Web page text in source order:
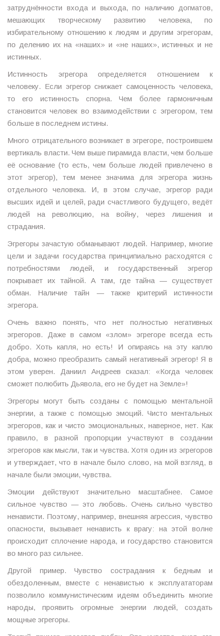
затруднённости входа и выхода, по наличию догматов,
мешающих творческому развитию человека, по
избирательному отношению к людям и другим эгрегорам,
по делению их на «наших» и «не наших», истинных и не
истинных.
Истинность эгрегора определяется отношением к
человеку. Если эгрегор снижает самоценность человека,
то его истинность спорна. Чем более гармоничным
становится человек во взаимодействии с эгрегором, тем
больше в последнем истины.
Много отрицательного возникает в эгрегоре, построившем
вертикаль власти. Чем выше пирамида власти, чем больше
её основание (то есть, чем больше людей привлечено в
этот эгрегор), тем менее значима для эгрегора жизнь
отдельного человека. И, в этом случае, эгрегор ради
высших идей и целей, ради счастливого будущего, ведёт
людей на революцию, на войну, через лишения и
страдания.
Эгрегоры зачастую обманывают людей. Например, многие
цели и задачи государства принципиально расходятся с
потребностями людей, и государственный эгрегор
покрывает их тайной. А там, где тайна — существует
обман. Наличие тайн — также критерий истинности
эгрегора.
Очень важно понять, что нет полностью негативных
эгрегоров. Даже в самом «злом» эгрегоре всегда есть
добро. Хоть капля, но есть! И опираясь на эту каплю
добра, можно преобразить самый негативный эгрегор! Я в
этом уверен. Даниил Андреев сказал: «Когда человек
сможет полюбить Дьявола, его не будет на Земле»!
Эгрегоры могут быть созданы с помощью ментальной
энергии, а также с помощью эмоций. Чисто ментальных
эгрегоров, как и чисто эмоциональных, наверное, нет. Как
правило, в разной пропорции участвуют в создании
эгрегоров как мысли, так и чувства. Хотя один из эгрегоров
и утверждает, что в начале было слово, на мой взгляд, в
начале были эмоции, чувства.
Эмоции действуют значительно масштабнее. Самое
сильное чувство — это любовь. Очень сильно чувство
ненависти. Поэтому, например, внешняя агрессия, чувство
опасности, вызывает ненависть к врагу: на этой волне
происходит сплочение народа, и государство становится
во много раз сильнее.
Другой пример. Чувство сострадания к бедным и
обездоленным, вместе с ненавистью к эксплуататорам
позволило коммунистическим идеям объединить многие
народы, проявить огромные энергии людей, создать
мощные эгрегоры.